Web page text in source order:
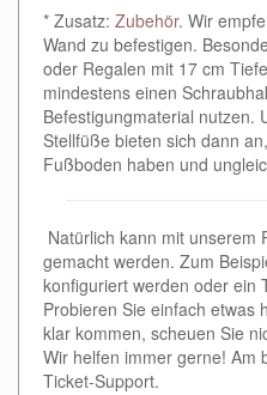
* Zusatz: Zubehör. Wir
Wand zu befestigen.
oder Regalen mit 17 cm
mindestens einen
Befestigungmaterial nutzen.
Stellfüße bieten sich dann
Fußboden haben und
Natürlich kann mit unserem
gemacht werden. Zum
konfiguriert werden oder ein
Probieren Sie einfach etwas
klar kommen, scheuen Sie
Wir helfen immer gerne! Am
Ticket-Support.